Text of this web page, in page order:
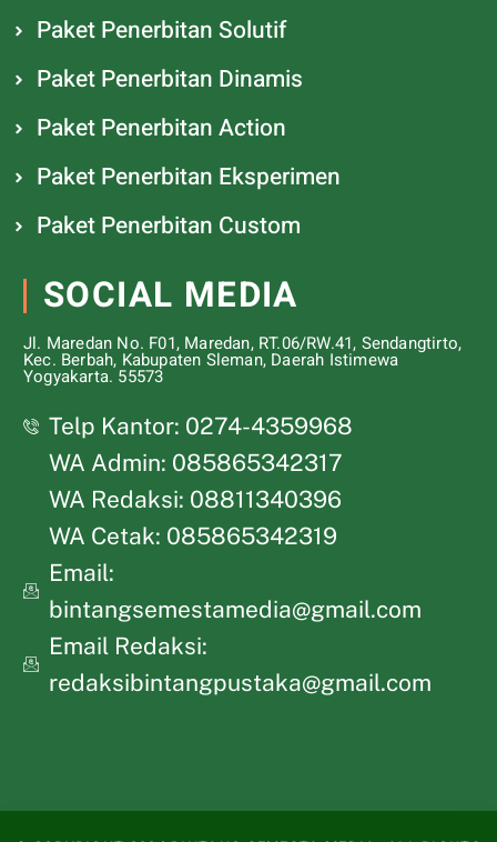
Paket Penerbitan Solutif
Paket Penerbitan Dinamis
Paket Penerbitan Action
Paket Penerbitan Eksperimen
Paket Penerbitan Custom
SOCIAL MEDIA
Jl. Maredan No. F01, Maredan, RT.06/RW.41, Sendangtirto,
Kec. Berbah, Kabupaten Sleman, Daerah Istimewa
Yogyakarta. 55573
Telp Kantor: 0274-4359968
WA Admin: 085865342317
WA Redaksi: 08811340396
WA Cetak: 085865342319
Email:
bintangsemestamedia@gmail.com
Email Redaksi:
redaksibintangpustaka@gmail.com